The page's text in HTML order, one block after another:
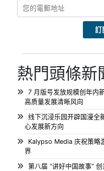
熱門頭條新
7 月版号发放规模创年内
高质量发展清晰风向
线下沉浸乐园开辟国漫全
心发展新方向
Kalypso Media 庆祝策
界
第八届 “讲好中国故事”